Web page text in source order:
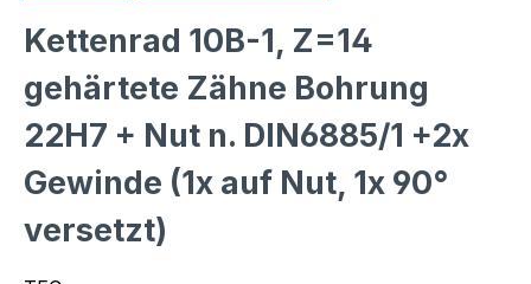
Kettenrad 10B-1, Z=14
gehärtete Zähne Bohrung
22H7 + Nut n. DIN6885/1 +2x
Gewinde (1x auf Nut, 1x 90°
versetzt)